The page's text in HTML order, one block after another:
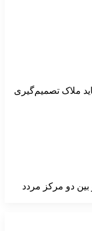
ملاک تصمیم‌گیری
دو مرکز مردد